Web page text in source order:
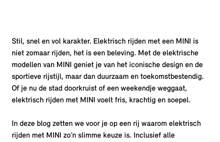
Stil, snel en vol karakter. Elektrisch rijden met een MINI is
niet zomaar rijden, het is een beleving. Met de elektrische
modellen van MINI geniet je van het iconische design en de
sportieve rijstijl, maar dan duurzaam en toekomstbestendig.
Of je nu de stad doorkruist of een weekendje weggaat,
elektrisch rijden met MINI voelt fris, krachtig en soepel.
In deze blog zetten we voor je op een rij waarom elektrisch
rijden met MINI zo’n slimme keuze is. Inclusief alle